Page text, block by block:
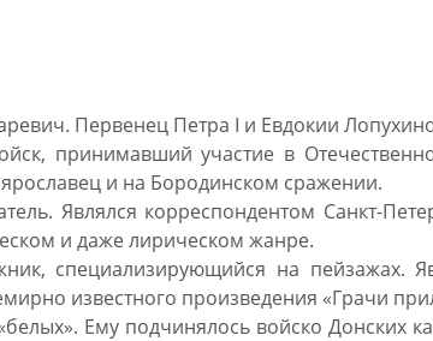
Первенец Петра I и Евдокии
принимавший участие в
и на Бородинском сражении.
Являлся корреспондентом Санкт-
и даже лирическом жанре.
специализирующийся на пейзажах.
известного произведения «Грачи
Ему подчинялось войско Донских